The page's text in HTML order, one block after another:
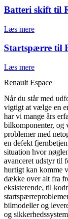
Batteri skift til
Læs mere
Startspærre til
Læs mere
Renault Espace
Når du står med
vigtigt at vælge en
har vi mange års
bilkomponenter, og
problemer med
en defekt
situation hvor
avanceret udstyr til
hurtigt kan komme
dække over alt fra
eksisterende, til
bilmodeller og
og